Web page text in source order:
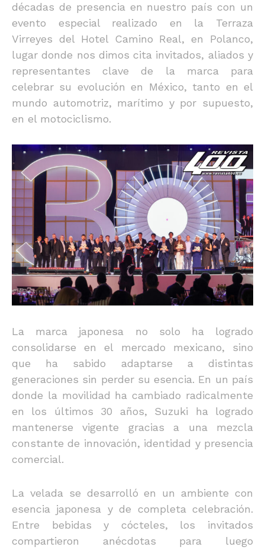
décadas de presencia en nuestro país con un
evento especial realizado en la Terraza
Virreyes del Hotel Camino Real, en Polanco,
lugar donde nos dimos cita invitados, aliados y
representantes clave de la marca para
celebrar su evolución en México, tanto en el
mundo automotriz, marítimo y por supuesto,
en el motociclismo.
La marca japonesa no solo ha logrado
consolidarse en el mercado mexicano, sino
que ha sabido adaptarse a distintas
generaciones sin perder su esencia. En un país
donde la movilidad ha cambiado radicalmente
en los últimos 30 años, Suzuki ha logrado
mantenerse vigente gracias a una mezcla
constante de innovación, identidad y presencia
comercial.
La velada se desarrolló en un ambiente con
esencia japonesa y de completa celebración.
Entre bebidas y cócteles, los invitados
compartieron anécdotas para luego